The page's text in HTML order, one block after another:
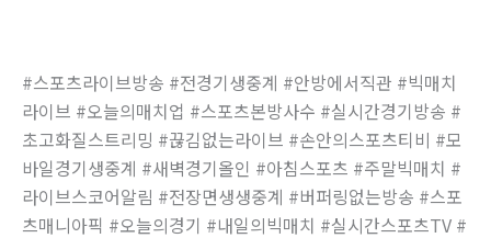
#스포츠라이브방송 #전경기생중계 #안방에서직관 #빅매치
라이브 #오늘의매치업 #스포츠본방사수 #실시간경기방송 #
초고화질스트리밍 #끊김없는라이브 #손안의스포츠티비 #모
바일경기생중계 #새벽경기올인 #아침스포츠 #주말빅매치 #
라이브스코어알림 #전장면생생중계 #버퍼링없는방송 #스포
츠매니아픽 #오늘의경기 #내일의빅매치 #실시간스포츠TV #